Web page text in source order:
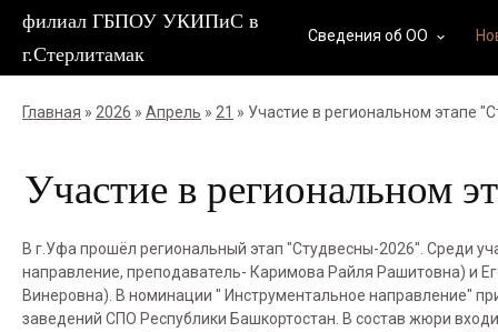
филиал ГБПОУ УКИПиС в
г.Стерлитамак
Сведения об ОО keyboard_arrow_down
Главная » 2026 » Апрель » 21 » Участие в региональном этапе
Участие в региональном
В г.Уфа прошëл региональный этап "Студвесны-2026". Среди
направление, преподаватель- Каримова Райля Рашитовна) и
Винеровна). В номинации " Инструментальное направление"
заведений СПО Республики Башкортостан. В состав жюри